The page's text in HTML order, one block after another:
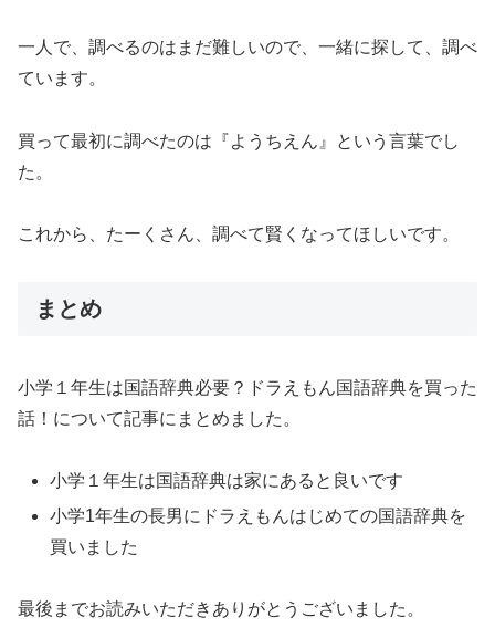
一人で、調べるのはまだ難しいので、一緒に探して、調べ
ています。
買って最初に調べたのは『ようちえん』という言葉でし
た。
これから、たーくさん、調べて賢くなってほしいです。
まとめ
小学１年生は国語辞典必要？ドラえもん国語辞典を買った
話！について記事にまとめました。
小学１年生は国語辞典は家にあると良いです
小学1年生の長男にドラえもんはじめての国語辞典を
買いました
最後までお読みいただきありがとうございました。